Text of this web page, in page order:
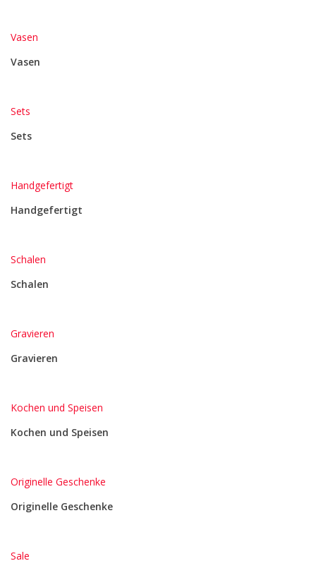
Vasen
Vasen
Sets
Sets
Handgefertigt
Handgefertigt
Schalen
Schalen
Gravieren
Gravieren
Kochen und Speisen
Kochen und Speisen
Originelle Geschenke
Originelle Geschenke
Sale